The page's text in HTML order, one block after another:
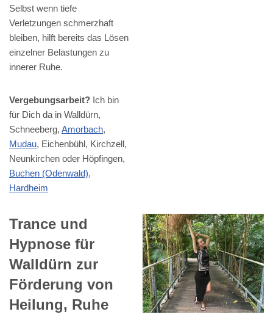
Selbst wenn tiefe
Verletzungen schmerzhaft
bleiben, hilft bereits das Lösen
einzelner Belastungen zu
innerer Ruhe.
Vergebungsarbeit? Ich bin
für Dich da in Walldürn,
Schneeberg, Amorbach,
Mudau, Eichenbühl, Kirchzell,
Neunkirchen oder Höpfingen,
Buchen (Odenwald),
Hardheim
Trance und
Hypnose für
Walldürn zur
Förderung von
Heilung, Ruhe